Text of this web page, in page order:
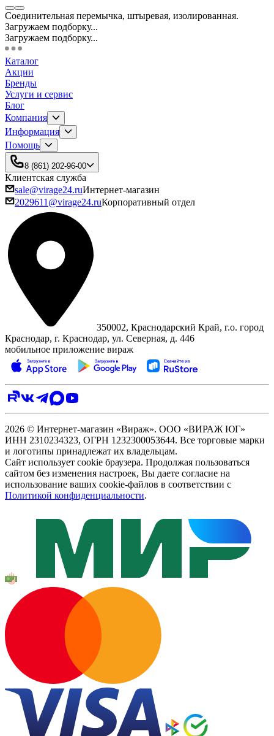
Соединительная перемычка, штыревая, изолированная.
Загружаем подборку...
Загружаем подборку...
Каталог
Акции
Бренды
Услуги и сервис
Блог
Компания
Информация
Помощь
8 (861) 202-96-00
Клиентская служба
sale@virage24.ruИнтернет-магазин
2029611@virage24.ruКорпоративный отдел
350002, Краснодарский Край, г.о. город
Краснодар, г. Краснодар, ул. Северная, д. 446
мобильное приложение вираж
2026 © Интернет-магазин «Вираж». ООО «ВИРАЖ ЮГ»
ИНН 2310234323, ОГРН 1232300053644. Все торговые марки
и логотипы принадлежат их владельцам.
Сайт использует cookie браузера. Продолжая пользоваться
сайтом без изменения настроек, Вы даете согласие на
использование ваших cookie-файлов в соответствии с
Политикой конфиденциальности.